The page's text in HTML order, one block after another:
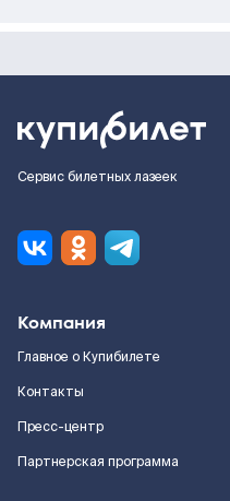
Сервис билетных лазеек
Компания
Главное о Купибилете
Контакты
Пресс-центр
Партнерская программа